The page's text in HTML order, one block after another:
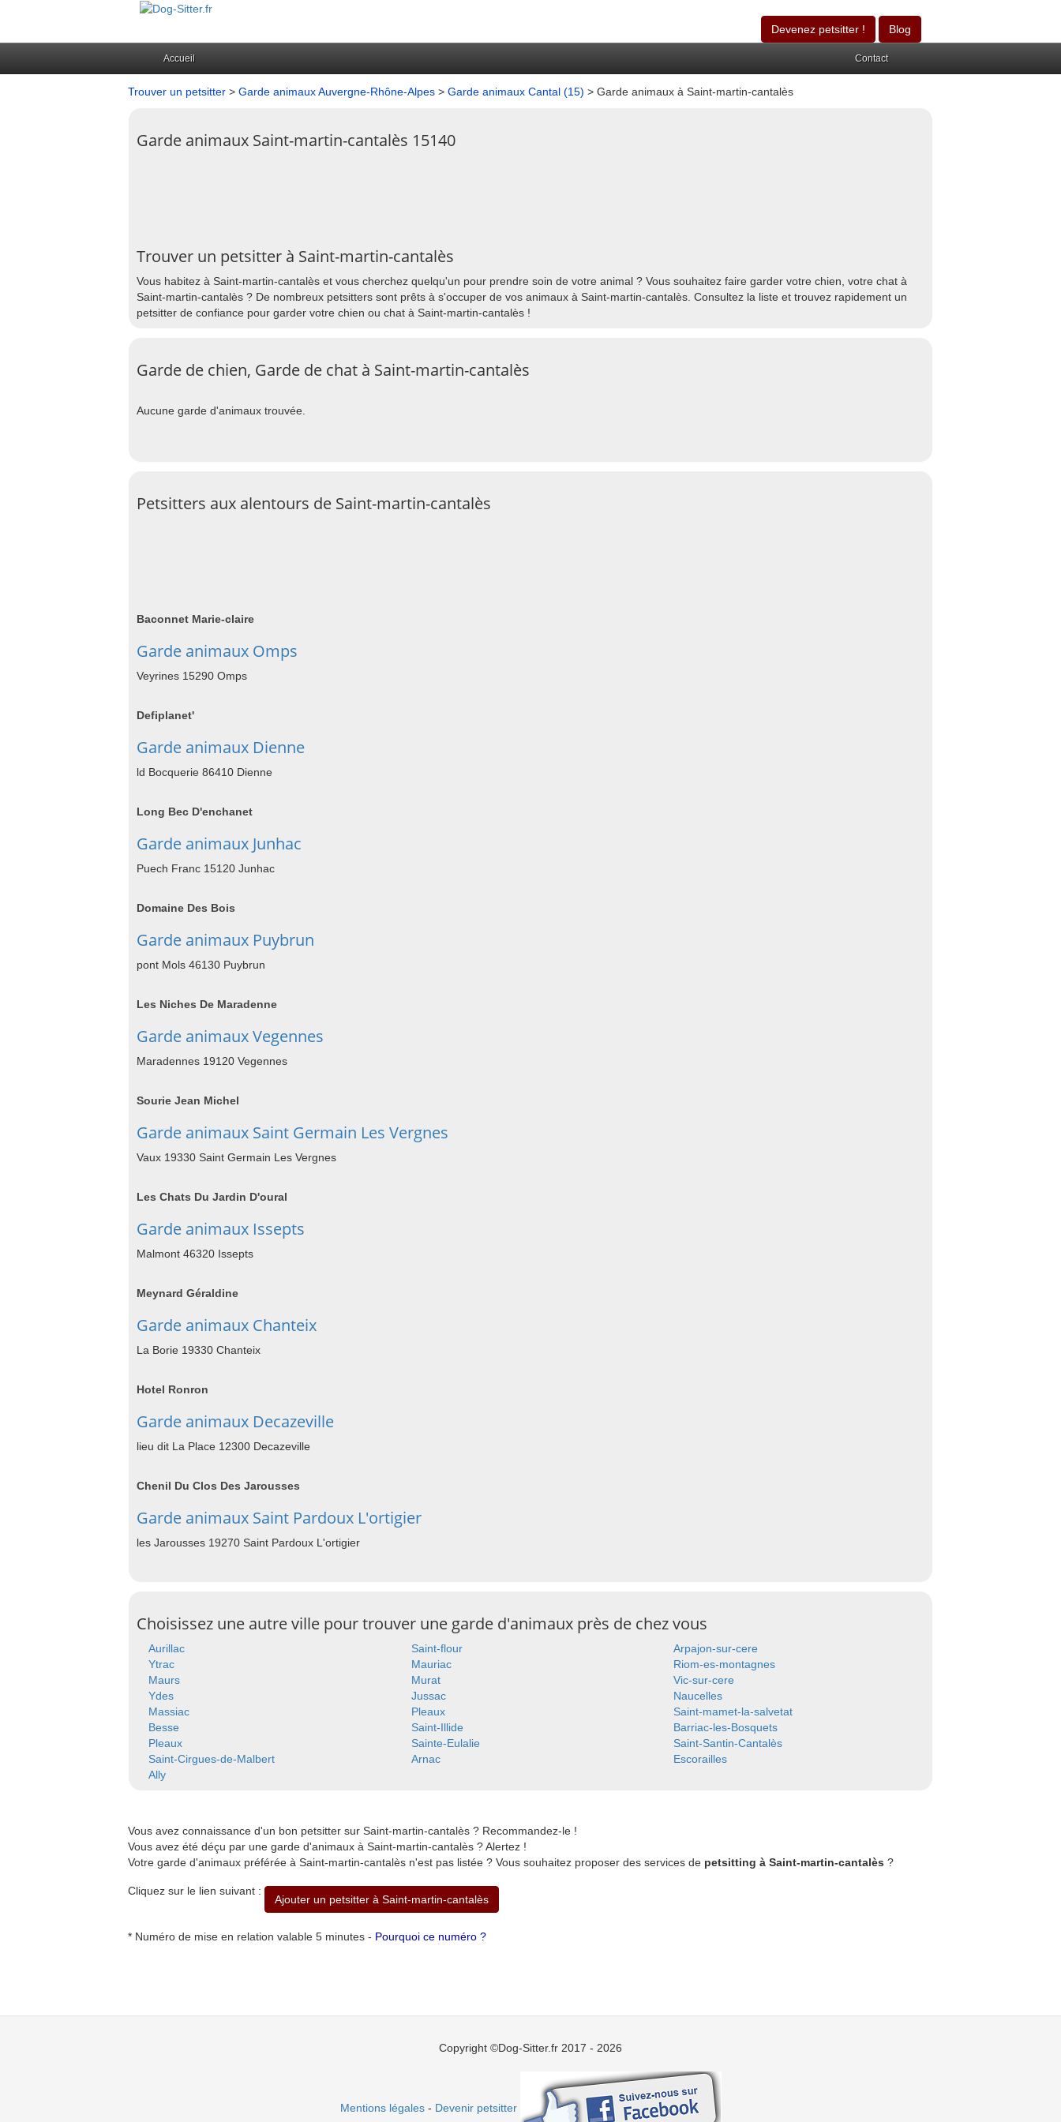
Devenez petsitter ! Blog
Accueil Contact
Trouver un petsitter > Garde animaux Auvergne-Rhône-Alpes > Garde animaux Cantal (15) > Garde animaux à Saint-martin-cantalès
Garde animaux Saint-martin-cantalès 15140
Trouver un petsitter à Saint-martin-cantalès
Vous habitez à Saint-martin-cantalès et vous cherchez quelqu'un pour prendre soin de votre animal ? Vous souhaitez faire garder votre chien, votre chat à
Saint-martin-cantalès ? De nombreux petsitters sont prêts à s'occuper de vos animaux à Saint-martin-cantalès. Consultez la liste et trouvez rapidement un
petsitter de confiance pour garder votre chien ou chat à Saint-martin-cantalès !
Garde de chien, Garde de chat à Saint-martin-cantalès
Aucune garde d'animaux trouvée.
Petsitters aux alentours de Saint-martin-cantalès
Baconnet Marie-claire
Garde animaux Omps
Veyrines 15290 Omps
Defiplanet'
Garde animaux Dienne
ld Bocquerie 86410 Dienne
Long Bec D'enchanet
Garde animaux Junhac
Puech Franc 15120 Junhac
Domaine Des Bois
Garde animaux Puybrun
pont Mols 46130 Puybrun
Les Niches De Maradenne
Garde animaux Vegennes
Maradennes 19120 Vegennes
Sourie Jean Michel
Garde animaux Saint Germain Les Vergnes
Vaux 19330 Saint Germain Les Vergnes
Les Chats Du Jardin D'oural
Garde animaux Issepts
Malmont 46320 Issepts
Meynard Géraldine
Garde animaux Chanteix
La Borie 19330 Chanteix
Hotel Ronron
Garde animaux Decazeville
lieu dit La Place 12300 Decazeville
Chenil Du Clos Des Jarousses
Garde animaux Saint Pardoux L'ortigier
les Jarousses 19270 Saint Pardoux L'ortigier
Choisissez une autre ville pour trouver une garde d'animaux près de chez vous
Aurillac Saint-flour
Arpajon-sur-cere
Ytrac
Mauriac
Riom-es-montagnes
Maurs
Murat
Vic-sur-cere
Ydes
Jussac
Naucelles
Massiac
Pleaux
Saint-mamet-la-salvetat
Besse
Saint-Illide
Barriac-les-Bosquets
Pleaux
Sainte-Eulalie
Saint-Santin-Cantalès
Saint-Cirgues-de-Malbert
Arnac
Escorailles
Ally
Vous avez connaissance d'un bon petsitter sur Saint-martin-cantalès ? Recommandez-le !
Vous avez été déçu par une garde d'animaux à Saint-martin-cantalès ? Alertez !
Votre garde d'animaux préférée à Saint-martin-cantalès n'est pas listée ? Vous souhaitez proposer des services de petsitting à Saint-martin-cantalès ?
Cliquez sur le lien suivant :
Ajouter un petsitter à Saint-martin-cantalès
* Numéro de mise en relation valable 5 minutes - Pourquoi ce numéro ?
Copyright ©Dog-Sitter.fr 2017 - 2026
Mentions légales- Devenir petsitter